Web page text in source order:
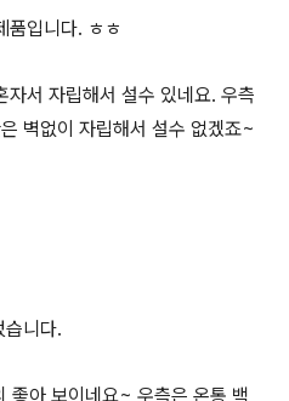
품입니다. ㅎㅎ
서 자립해서 설수 있네요. 우측
벽없이 자립해서 설수 없겠죠~
니다.
좋아 보이네요~ 우측은 온통 백